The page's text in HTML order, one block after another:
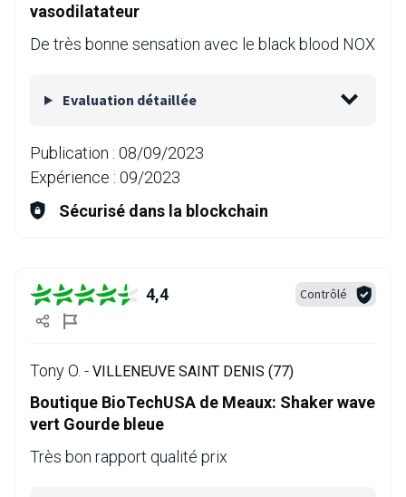
vasodilatateur
De très bonne sensation avec le black blood NOX
Evaluation détaillée
Publication : 08/09/2023
Expérience : 09/2023
Sécurisé dans la blockchain
4,4 Contrôlé
Tony O. - VILLENEUVE SAINT DENIS (77)
Boutique BioTechUSA de Meaux: Shaker wave
vert Gourde bleue
Très bon rapport qualité prix